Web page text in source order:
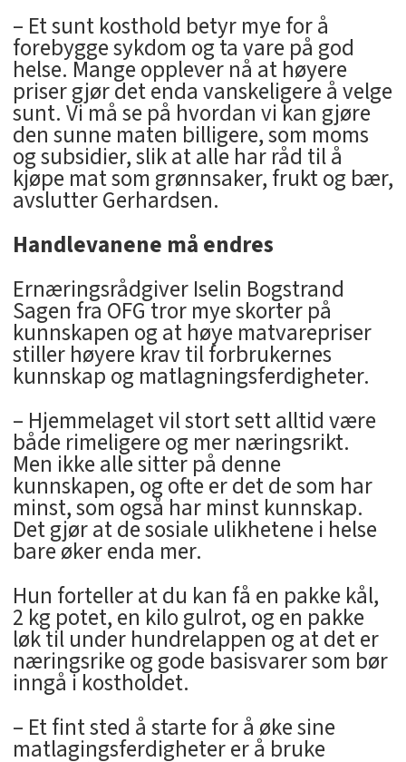
– Et sunt kosthold betyr mye for å
forebygge sykdom og ta vare på god
helse. Mange opplever nå at høyere
priser gjør det enda vanskeligere å velge
sunt. Vi må se på hvordan vi kan gjøre
den sunne maten billigere, som moms
og subsidier, slik at alle har råd til å
kjøpe mat som grønnsaker, frukt og bær,
avslutter Gerhardsen.
Handlevanene må endres
Ernæringsrådgiver Iselin Bogstrand
Sagen fra OFG tror mye skorter på
kunnskapen og at høye matvarepriser
stiller høyere krav til forbrukernes
kunnskap og matlagningsferdigheter.
– Hjemmelaget vil stort sett alltid være
både rimeligere og mer næringsrikt.
Men ikke alle sitter på denne
kunnskapen, og ofte er det de som har
minst, som også har minst kunnskap.
Det gjør at de sosiale ulikhetene i helse
bare øker enda mer.
Hun forteller at du kan få en pakke kål,
2 kg potet, en kilo gulrot, og en pakke
løk til under hundrelappen og at det er
næringsrike og gode basisvarer som bør
inngå i kostholdet.
– Et fint sted å starte for å øke sine
matlagingsferdigheter er å bruke